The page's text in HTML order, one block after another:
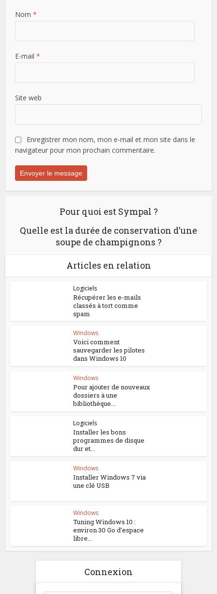
Nom*
E-mail*
Site web
Enregistrer mon nom, mon e-mail et mon site dans le
navigateur pour mon prochain commentaire.
Pour quoi est Sympal ?
Quelle est la durée de conservation d’une
soupe de champignons ?
Articles en relation
Logiciels
Récupérer les e-mails
classés à tort comme
spam
Windows
Voici comment
sauvegarder les pilotes
dans Windows 10
Windows
Pour ajouter de nouveaux
dossiers à une
bibliothèque...
Logiciels
Installer les bons
programmes de disque
dur et...
Windows
Installer Windows 7 via
une clé USB
Windows
Tuning Windows 10 :
environ 30 Go d’espace
libre...
Connexion